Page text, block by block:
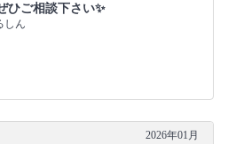
ひご相談下さい✨
しん
2026年01月